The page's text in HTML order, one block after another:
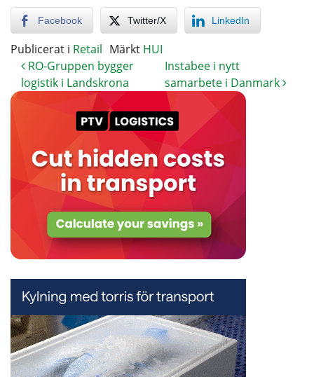
Facebook Twitter/X LinkedIn
Publicerat i Retail Märkt HUI
RO-Gruppen bygger
logistik i Landskrona
Instabee i nytt
samarbete i Danmark